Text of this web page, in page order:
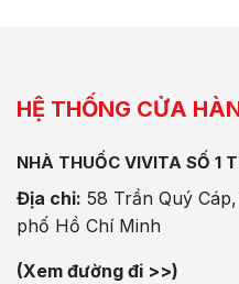
HỆ THỐNG CỬA
NHÀ THUỐC VIVITA SỐ 1
Địa chỉ: 58 Trần Quý
phố Hồ Chí Minh
(Xem đường đi >>)